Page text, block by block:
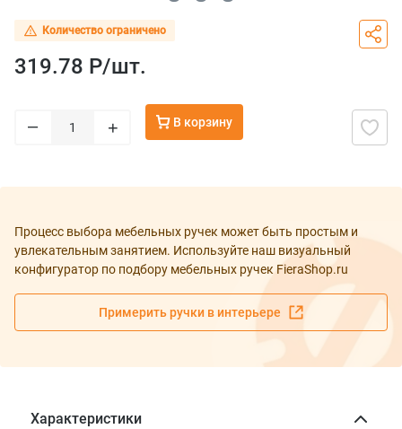
Количество ограничено
319.78 Р/шт.
– + В корзину
Процесс выбора мебельных ручек может быть простым и
увлекательным занятием. Используйте наш визуальный
конфигуратор по подбору мебельных ручек FieraShop.ru
Примерить ручки в интерьере
Характеристики